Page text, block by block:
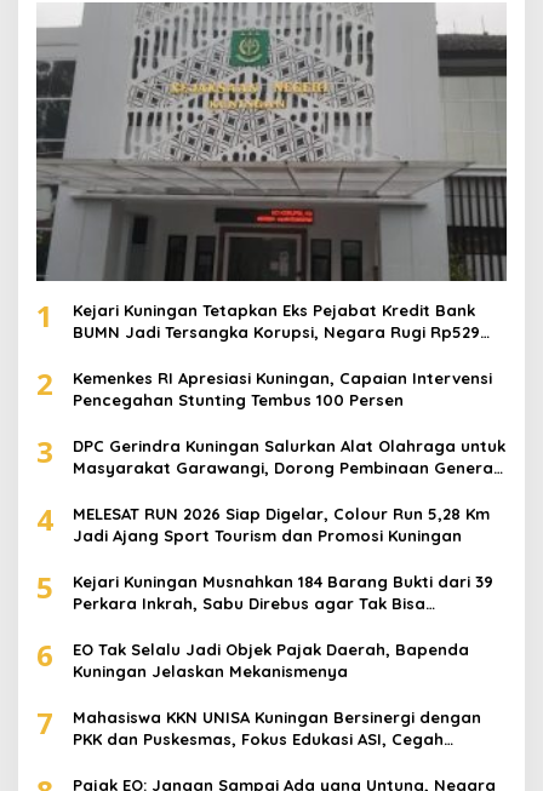
1
Kejari Kuningan Tetapkan Eks Pejabat Kredit Bank
BUMN Jadi Tersangka Korupsi, Negara Rugi Rp529
2
Kemenkes RI Apresiasi Kuningan, Capaian Intervensi
Pencegahan Stunting Tembus 100 Persen
3
DPC Gerindra Kuningan Salurkan Alat Olahraga untuk
Masyarakat Garawangi, Dorong Pembinaan Generasi
4
MELESAT RUN 2026 Siap Digelar, Colour Run 5,28 Km
Jadi Ajang Sport Tourism dan Promosi Kuningan
5
Kejari Kuningan Musnahkan 184 Barang Bukti dari 39
Perkara Inkrah, Sabu Direbus agar Tak Bisa
6
EO Tak Selalu Jadi Objek Pajak Daerah, Bapenda
Kuningan Jelaskan Mekanismenya
7
Mahasiswa KKN UNISA Kuningan Bersinergi dengan
PKK dan Puskesmas, Fokus Edukasi ASI, Cegah
Pajak EO: Jangan Sampai Ada yang Untung, Negara